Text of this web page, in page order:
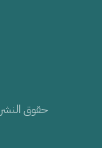
حقوق